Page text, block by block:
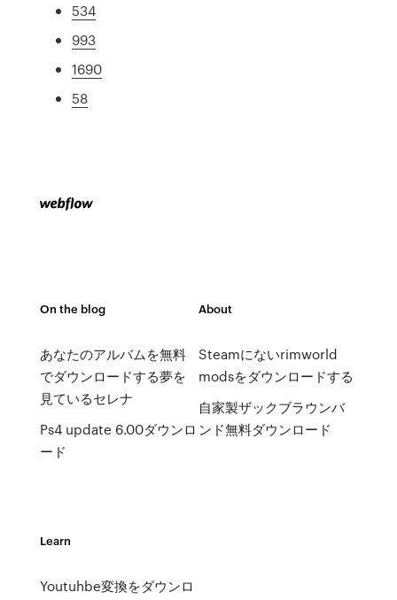
534
993
1690
58
On the blog
あなたのアルバムを無料
でダウンロードする夢を
見ているセレナ
Ps4 update 6.00ダウンロ
ード
About
Steamにないrimworld
modsをダウンロードする
自家製ザックブラウンバ
ンド無料ダウンロード
Learn
Youtuhbe変換をダウンロ